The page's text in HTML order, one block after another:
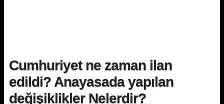
Cumhuriyet ne zaman ilan
edildi? Anayasada yapılan
değişiklikler Nelerdir?